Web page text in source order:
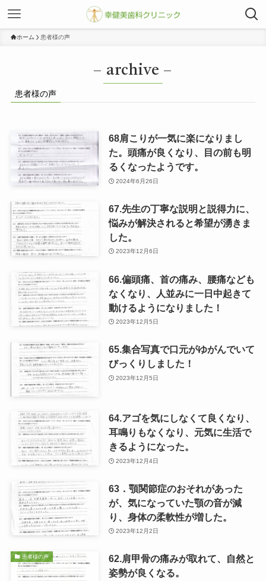
ホーム 患者様の声
患者様の声
– archive –
68肩こりが一気に楽になりまし
た。頭痛が良くなり、目の前も明
るくなったようです。
2024年6月26日
67.先生の丁寧な説明と説得力に、
悩みが解決されると希望が湧きま
した。
2023年12月6日
66.偏頭痛、首の痛み、腰痛なども
なくなり、人並みに一日中起きて
動けるようになりました！
2023年12月5日
65.集合写真で口元がゆがんでいて
びっくりしました！
2023年12月5日
64.アゴを気にしなくて良くなり、
耳鳴りもなくなり、元気に生活で
きるようになった。
2023年12月4日
63．顎関節症のおそれがあった
が、気になっていた顎の音が減
り、身体の柔軟性が増した。
2023年12月2日
患者様の声
62.肩甲骨の痛みが取れて、自然と
姿勢が良くなる。